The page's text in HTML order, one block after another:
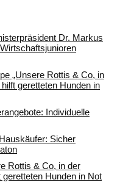
Dr. Markus
„Unsere Rottis & Co, in
geretteten Hunden in
Individuelle
Sicher
Rottis & Co, in der
Hunden in Not